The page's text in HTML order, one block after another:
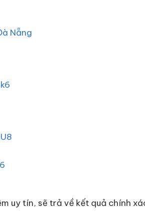
Nẵng
uy tín, sẽ trả về kết quả chính